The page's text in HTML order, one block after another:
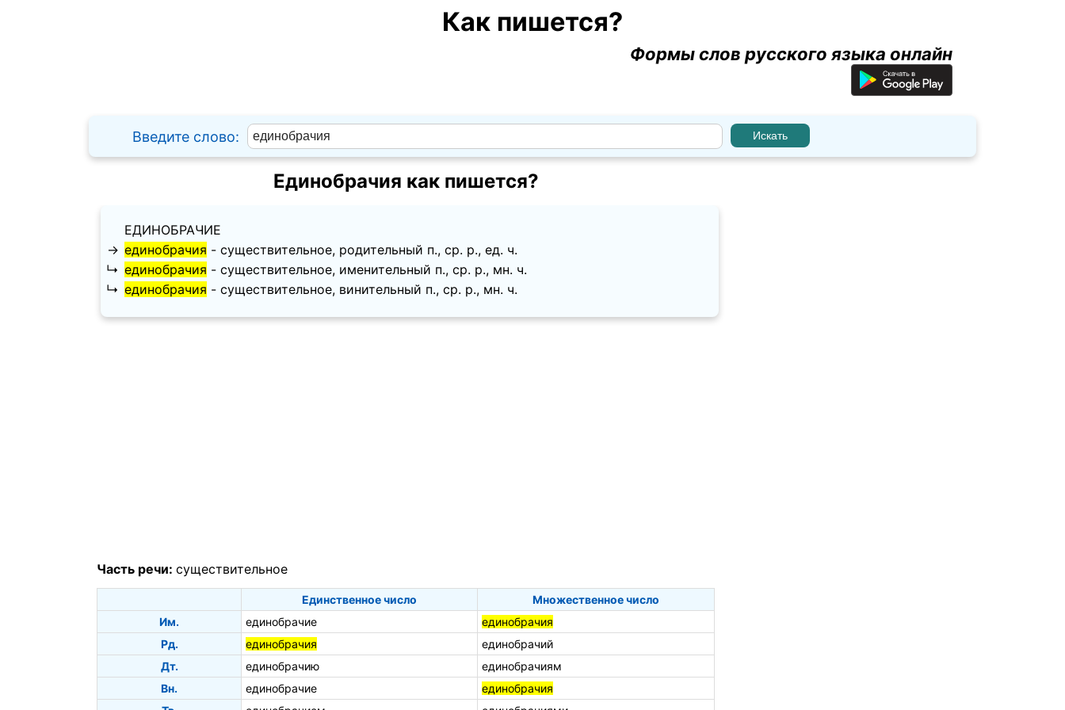
Как пишется?
Формы слов русского языка онлайн
Введите слово:
Единобрачия как пишется?
ЕДИНОБРАЧИЕ
→ единобрачия - существительное, родительный п., ср. p., ед. ч.
↳ единобрачия - существительное, именительный п., ср. p., мн. ч.
↳ единобрачия - существительное, винительный п., ср. p., мн. ч.
Часть речи: существительное
Единственное число
Множественное число
Им.
единобрачие
единобрачия
Рд.
единобрачия
единобрачий
Дт.
единобрачию
единобрачиям
Вн.
единобрачие
единобрачия